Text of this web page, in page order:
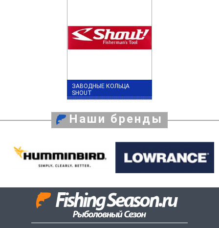
ЗАВОДНЫЕ КОЛЬЦА
SHOUT
Наши бренды